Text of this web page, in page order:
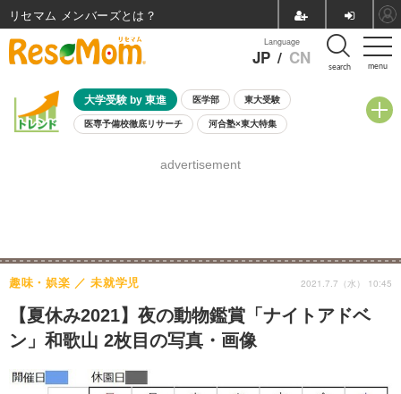
menu
Language
JP / CN search
大学受験 by 東進 医学部 東大受験
医専予備校徹底リサーチ 河合塾×東大特集
8月開催学校説明会・相談会
advertisement
【夏休み2021】夜の動物鑑賞「ナイトアドベ
ン」和歌山 2枚目の写真・画像
趣味・娯楽 未就学児 2021.7.7（水） 10:45
リセマム メンバーズ